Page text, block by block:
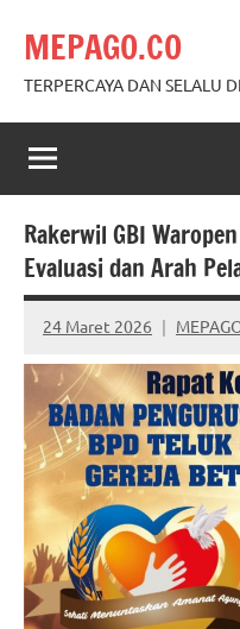
content
MEPAGO.CO
TERPERCAYA DAN SELALU
Rakerwil GBI
Evaluasi dan Arah
24 Maret 2026
No
comments